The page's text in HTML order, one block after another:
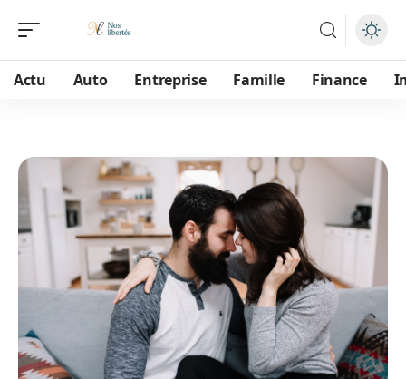
Actu Auto Entreprise Famille Finance